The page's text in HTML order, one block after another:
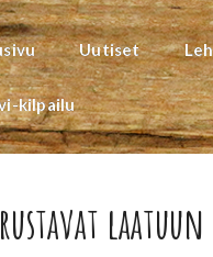
Uutiset
kilpailu
laatuun